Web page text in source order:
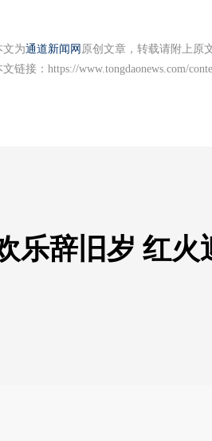
文为通道新闻网 原创文章，转载请附上原
文链接： https://www.tongdaonews.com/
乐辞旧岁 红火